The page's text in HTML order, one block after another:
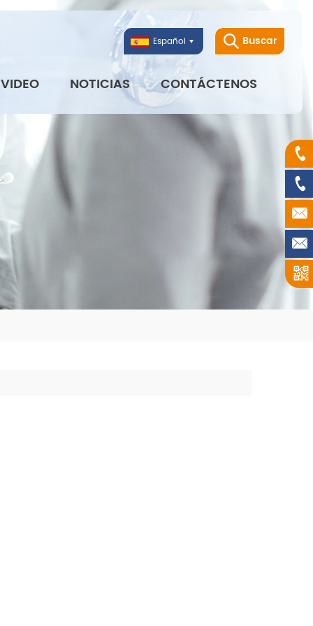
Buscar
Español
VIDEO NOTICIAS CONTÁCTENOS